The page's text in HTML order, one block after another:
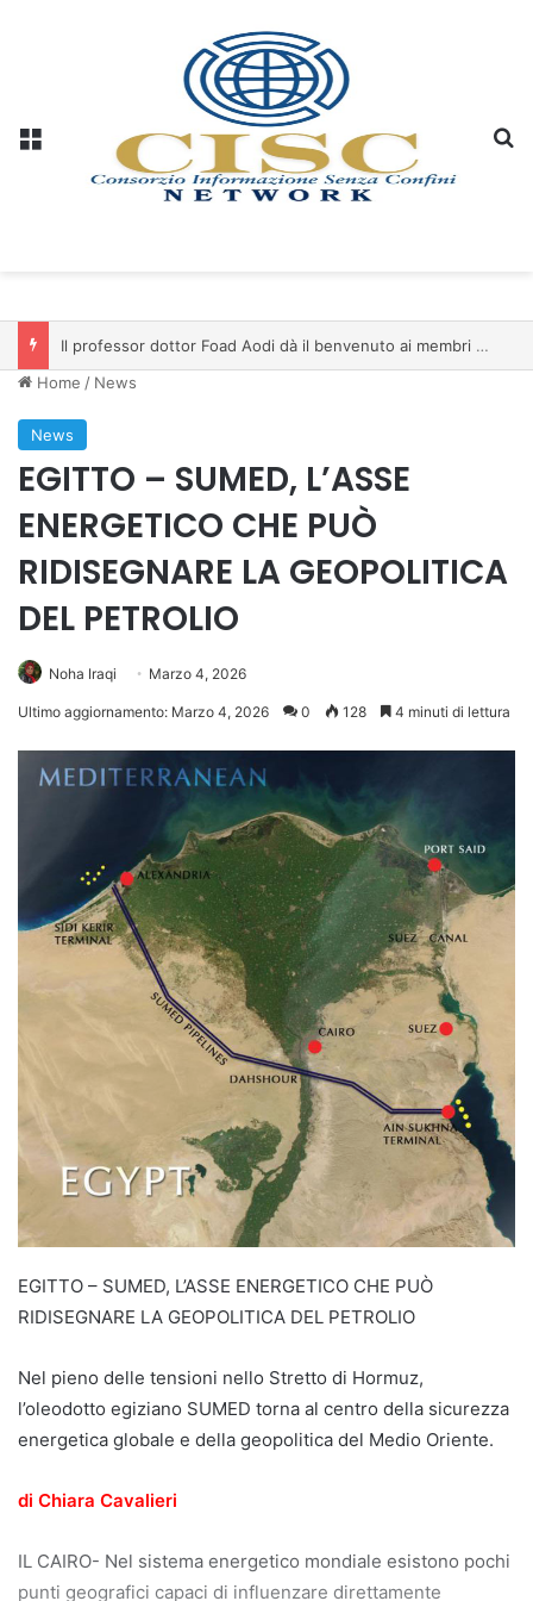
Il professor dottor Foad Aodi dà il benvenuto ai membri del Comitato per le Scienze delle Piramidi e le Scienze Archeologiche…
Home / News
News
EGITTO – SUMED, L’ASSE
ENERGETICO CHE PUÒ
RIDISEGNARE LA GEOPOLITICA
DEL PETROLIO
Noha Iraqi Marzo 4, 2026
Ultimo aggiornamento: Marzo 4, 2026 0 128 4 minuti di lettura
EGITTO – SUMED, L’ASSE ENERGETICO CHE PUÒ
RIDISEGNARE LA GEOPOLITICA DEL PETROLIO
Nel pieno delle tensioni nello Stretto di Hormuz,
l’oleodotto egiziano SUMED torna al centro della sicurezza
energetica globale e della geopolitica del Medio Oriente.
di Chiara Cavalieri
IL CAIRO- Nel sistema energetico mondiale esistono pochi
punti geografici capaci di influenzare direttamente